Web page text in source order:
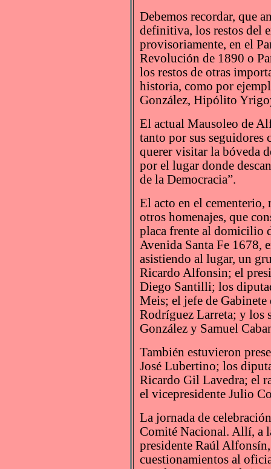
Debemos recordar, que
definitiva, los restos del
provisoriamente, en el
Revolución de 1890 o
los restos de otras
historia, como por
González, Hipólito
El actual Mausoleo de
tanto por sus seguidores
querer visitar la bóveda
por el lugar donde
de la Democracia”.
El acto en el cementerio,
otros homenajes, que
placa frente al domicilio
Avenida Santa Fe 1678,
asistiendo al lugar, un
Ricardo Alfonsin; el
Diego Santilli; los
Meis; el jefe de
Rodríguez Larreta; y los
González y Samuel
También estuvieron
José Lubertino; los
Ricardo Gil Lavedra; el
el vicepresidente Julio
La jornada de
Comité Nacional. Allí, a
presidente Raúl
cuestionamientos al